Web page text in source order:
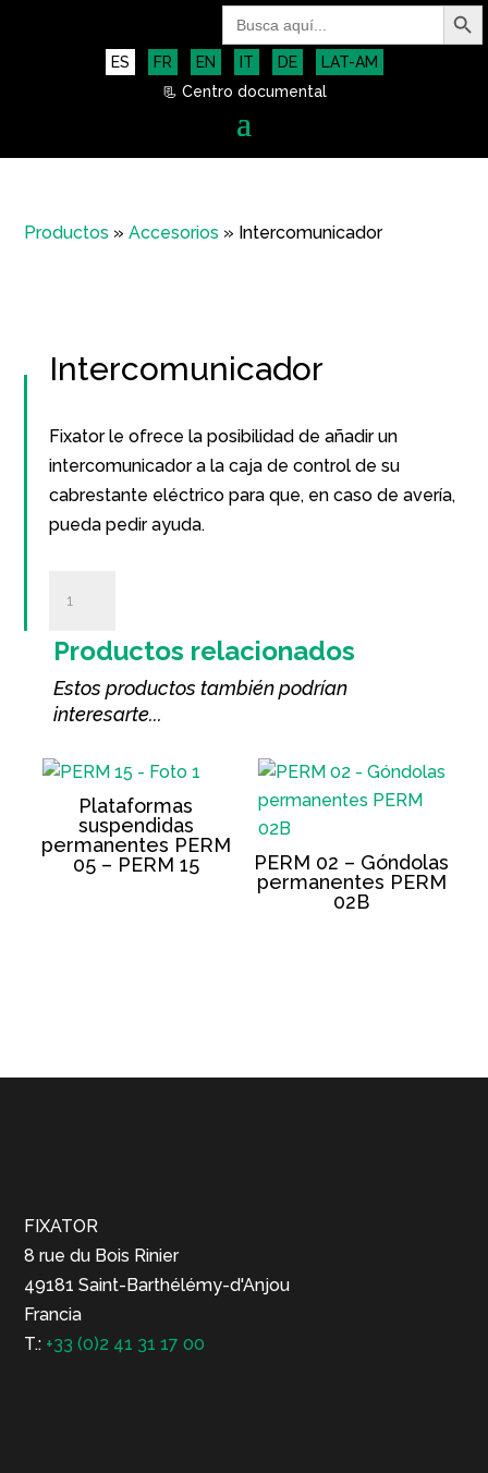
Buscar: Botón de
ES FR EN IT DE
LAT-AM
📃 Centro documental
Productos »Accesorios » Intercomunicador
Intercomunicador
Fixator le ofrece la posibilidad de añadir un
intercomunicador a la caja de control de su
cabrestante eléctrico para que, en caso de avería,
pueda pedir ayuda.
cantidad
Productos relacionados
Estos productos también podrían
interesarte...
Plataformas
suspendidas
permanentes PERM
05 – PERM 15
PERM 02 – Góndolas
permanentes PERM
02B
FIXATOR
8 rue du Bois Rinier
49181 Saint-Barthélémy-d'Anjou
Francia
T.: +33 (0)2 41 31 17 00